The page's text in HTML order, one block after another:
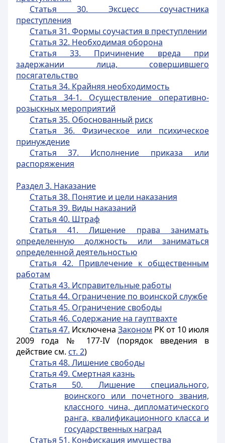
Статья 30. Эксцесс соучастника
преступления
Статья 31. Формы соучастия в преступлении
Статья 32. Необходимая оборона
Статья 33. Причинение вреда при
задержании лица, совершившего
посягательство
Статья 34. Крайняя необходимость
Статья 34-1. Осуществление оперативно-
розыскных мероприятий
Статья 35. Обоснованный риск
Статья 36. Физическое или психическое
принуждение
Статья 37. Исполнение приказа или
распоряжения
Раздел 3. Наказание
Статья 38. Понятие и цели наказания
Статья 39. Виды наказаний
Статья 40. Штраф
Статья 41. Лишение права занимать
определенную должность или заниматься
определенной деятельностью
Статья 42. Привлечение к общественным
работам
Статья 43. Исправительные работы
Статья 44. Ограничение по воинской службе
Статья 45. Ограничение свободы
Статья 46. Содержание на гауптвахте
Статья 47. Исключена Законом РК от 10 июля
2009 года № 177-IV (порядок введения в
действие см. ст. 2)
Статья 48. Лишение свободы
Статья 49. Смертная казнь
Статья 50. Лишение специального,
воинского или почетного звания,
классного чина, дипломатического
ранга, квалификационного класса и
государственных наград
Статья 51. Конфискация имущества